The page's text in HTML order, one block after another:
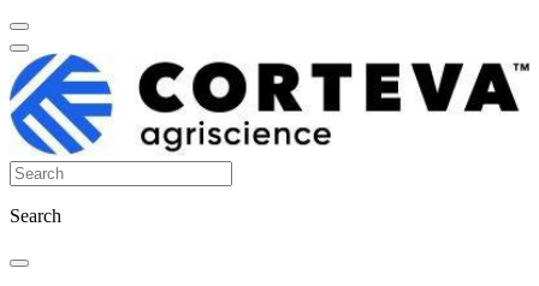
Search